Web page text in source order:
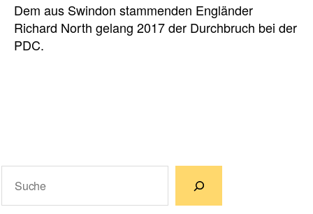
Dem aus Swindon stammenden Engländer
Richard North gelang 2017 der Durchbruch bei der
PDC.